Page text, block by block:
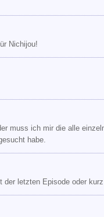
Nichijou!
muss ich mir die alle
habe.
letzten Episode oder